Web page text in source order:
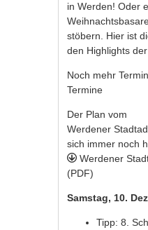
in Werden! Oder
stöbern. Hier ist
den Highlights
Noch mehr
Termine
Der Plan vom
Werdener
sich immer noch
Werdener
(PDF)
Samstag, 10.
Tipp: 8.